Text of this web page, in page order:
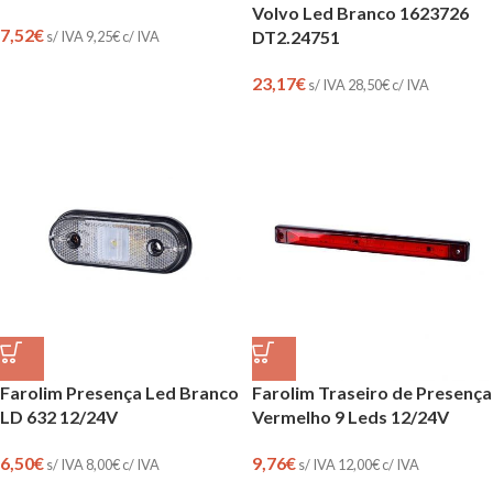
7,52€s/ IVA 9,25€c/ IVA
Volvo Led Branco 1623726
DT2.24751
23,17€s/ IVA 28,50€c/ IVA
Farolim Presença Led Branco
LD 632 12/24V
6,50€s/ IVA 8,00€c/ IVA
Farolim Traseiro de Presença
Vermelho 9 Leds 12/24V
9,76€s/ IVA 12,00€c/ IVA